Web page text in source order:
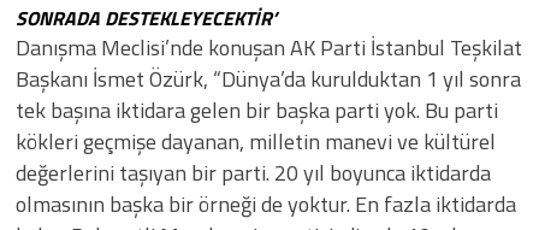
SONRADA DESTEKLEYECEKTİR’
Danışma Meclisi’nde konuşan AK Parti İstanbul Teşkilat
Başkanı İsmet Özürk, “Dünya’da kurulduktan 1 yıl sonra
tek başına iktidara gelen bir başka parti yok. Bu parti
kökleri geçmişe dayanan, milletin manevi ve kültürel
değerlerini taşıyan bir parti. 20 yıl boyunca iktidarda
olmasının başka bir örneği de yoktur. En fazla iktidarda